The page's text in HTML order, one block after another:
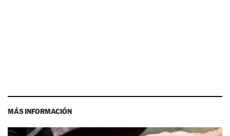
MÁS INFORMACIÓN